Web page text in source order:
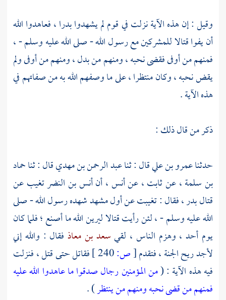
وقيل : إن هذه الآية نزلت في قوم لم يشهدوا بدرا ، فعاهدوا الله
أن يفوا قتالا للمشركين مع رسول الله - صلى الله عليه وسلم - ،
فمنهم من أوفى فقضى نحبه ، ومنهم من بدل ، ومنهم من أوفى ولم
يقض نحبه ، وكان منتظرا ، على ما وصفهم الله به من صفاتهم في
هذه الآية .
ذكر من قال ذلك :
حدثناعمرو بن عليقال : ثناعبد الرحمن بن مهديقال : ثناحماد
بن سلمة ،عنثابت ،عنأنس ،أنأنس بن النضرتغيب عن
قتالبدر ،فقال : تغيبت عن أول مشهد شهده رسول الله - صلى
الله عليه وسلم - ، لئن رأيت قتالا ليرين الله ما أصنع ؛ فلما كان
يوم أحد ، وهزم الناس ، لقيسعد بن معاذ فقال : والله إني
لأجد ريح الجنة ، فتقدم[ص:
فقاتل حتى قتل ، فنزلت
فيه هذه الآية : (من المؤمنين رجال صدقوا ما عاهدوا الله عليه
فمنهم من قضى نحبه ومنهم من ينتظر) .